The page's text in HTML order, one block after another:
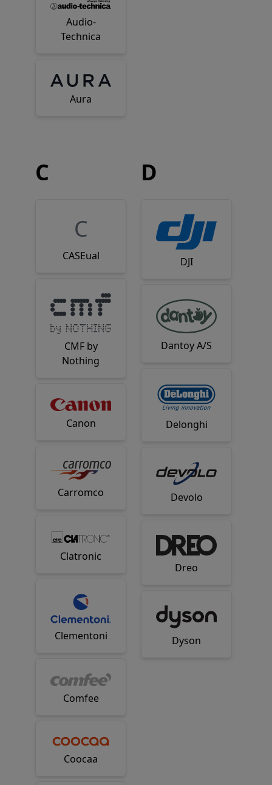
Audio-
Technica
Aura
C
C
CASEual
CMF by
Nothing
Canon
Carromco
Clatronic
Clementoni
Comfee
Coocaa
D
DJI
Dantoy A/S
Delonghi
Devolo
Dreo
Dyson